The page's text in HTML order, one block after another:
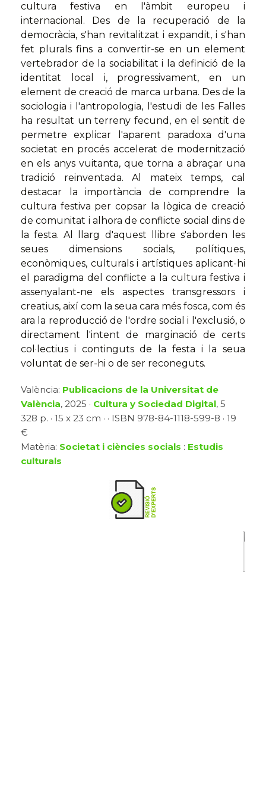
cultura festiva en l'àmbit europeu i
internacional. Des de la recuperació de la
democràcia, s'han revitalitzat i expandit, i s'han
fet plurals fins a convertir-se en un element
vertebrador de la sociabilitat i la definició de la
identitat local i, progressivament, en un
element de creació de marca urbana. Des de la
sociologia i l'antropologia, l'estudi de les Falles
ha resultat un terreny fecund, en el sentit de
permetre explicar l'aparent paradoxa d'una
societat en procés accelerat de modernització
en els anys vuitanta, que torna a abraçar una
tradició reinventada. Al mateix temps, cal
destacar la importància de comprendre la
cultura festiva per copsar la lògica de creació
de comunitat i alhora de conflicte social dins de
la festa. Al llarg d'aquest llibre s'aborden les
seues dimensions socials, polítiques,
econòmiques, culturals i artístiques aplicant-hi
el paradigma del conflicte a la cultura festiva i
assenyalant-ne els aspectes transgressors i
creatius, així com la seua cara més fosca, com és
ara la reproducció de l'ordre social i l'exclusió, o
directament l'intent de marginació de certs
col·lectius i continguts de la festa i la seua
voluntat de ser-hi o de ser reconeguts.
València: Publicacions de la Universitat de
València, 2025 · Cultura y Sociedad Digital, 5
328 p. · 15 x 23 cm · · ISBN 978-84-1118-599-8 · 19
€
Matèria: Societat i ciències socials : Estudis
culturals